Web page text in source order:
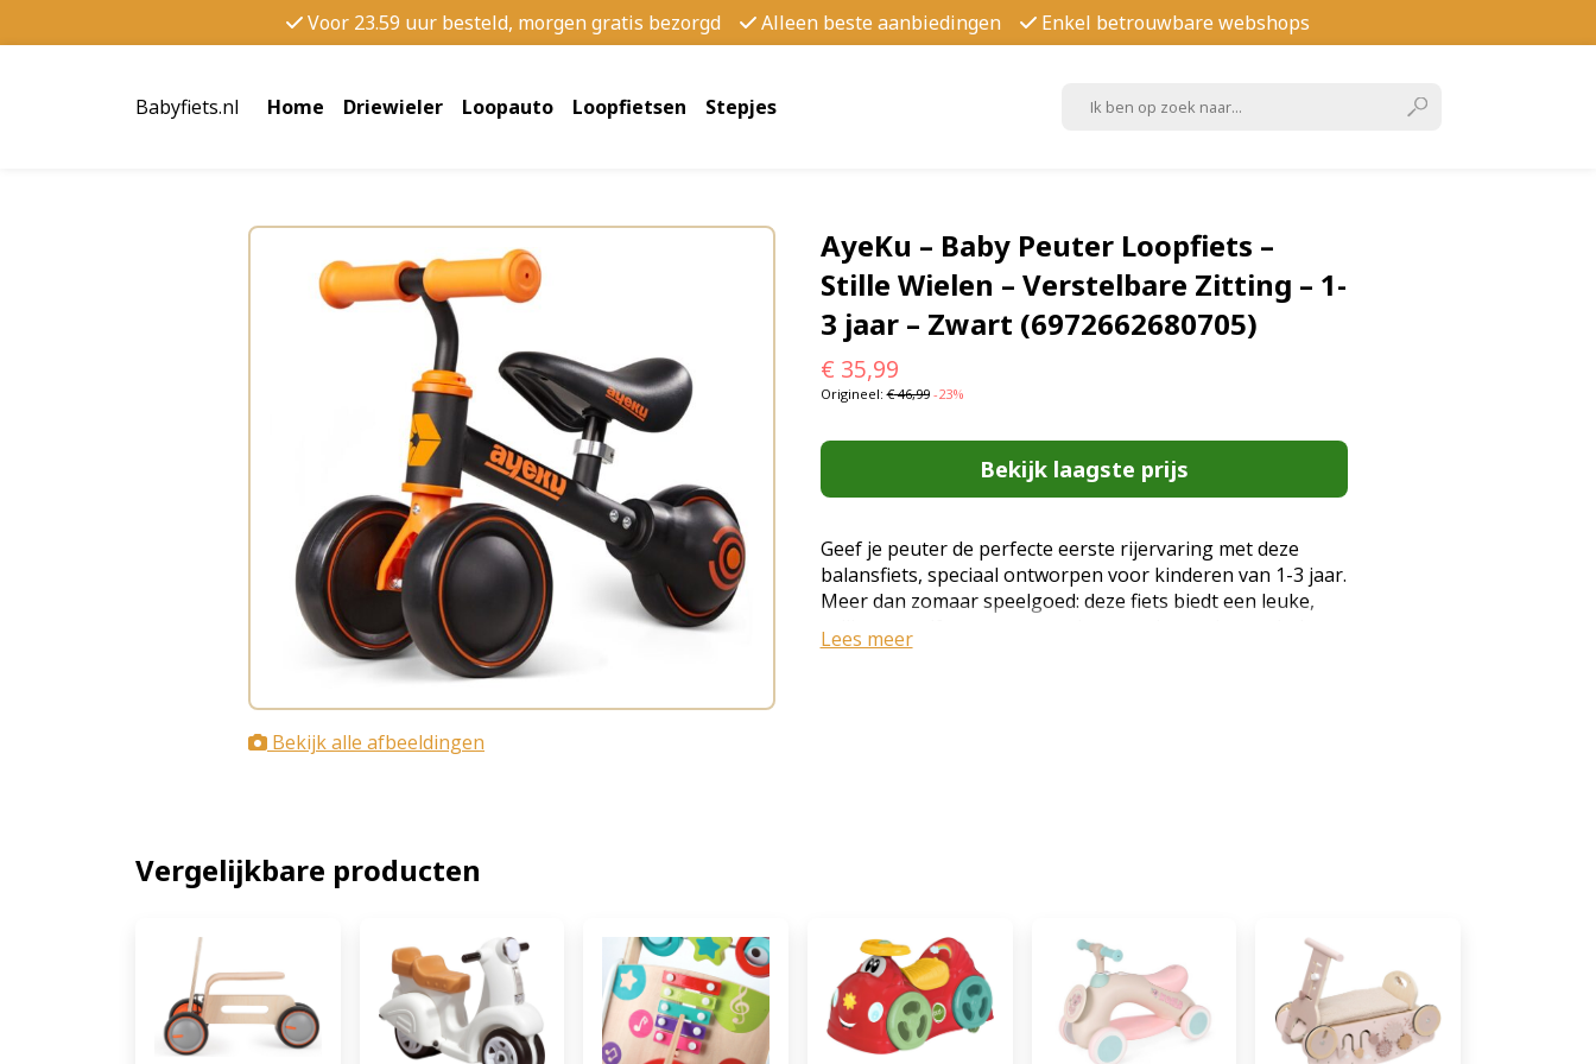
Voor 23.59 uur besteld, morgen gratis bezorgd Alleen beste aanbiedingen Enkel betrouwbare webshops
Babyfiets.nl Home Driewieler Loopauto Loopfietsen Stepjes
Bekijk alle afbeeldingen
AyeKu – Baby Peuter Loopfiets –
Stille Wielen – Verstelbare Zitting – 1-
3 jaar – Zwart (6972662680705)
€ 35,99
Origineel:€46,99 -23%
Bekijk laagste prijs
Geef je peuter de perfecte eerste rijervaring met deze
balansfiets, speciaal ontworpen voor kinderen van 1-3 jaar.
Meer dan zomaar speelgoed: deze fiets biedt een leuke,
veilige en zelfvertrouwen-opbouwende manier om balans,
coördinatie en kracht al vanaf de eerste stapjes te
belangrijke vroege ontwikkelingsfases. ONTWIKKELING:
Traploos ontwerp leert peuters zichzelf voort te duwen
met de voeten, waardoor balans, kracht en coördinatie zich
natuurlijk ontwikkelen. Elke rit geeft vertrouwen en
zelfstandigheid en bereidt kinderen voor op de overstap
Lees meer
Vergelijkbare producten